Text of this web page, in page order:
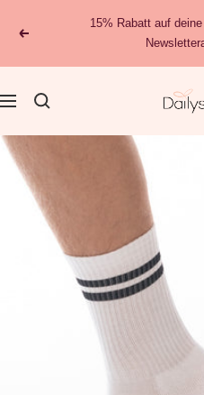
zumZurück
15% Rabatt auf
Navigation